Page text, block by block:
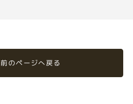
前のページへ戻る